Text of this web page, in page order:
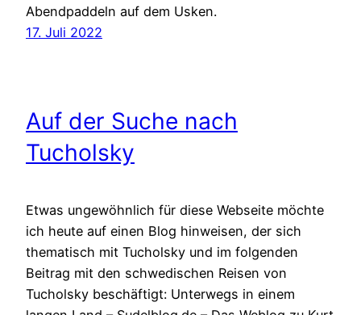
Abendpaddeln auf dem Usken.
17. Juli 2022
Auf der Suche nach
Tucholsky
Etwas ungewöhnlich für diese Webseite möchte
ich heute auf einen Blog hinweisen, der sich
thematisch mit Tucholsky und im folgenden
Beitrag mit den schwedischen Reisen von
Tucholsky beschäftigt: Unterwegs in einem